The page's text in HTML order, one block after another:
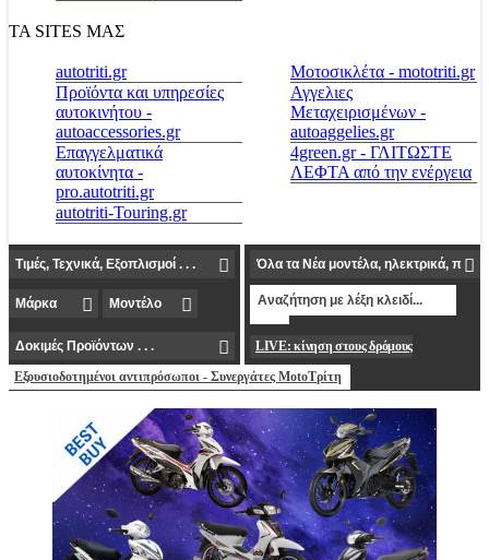
ΤΑ SITES ΜΑΣ
autotriti.gr
Προϊόντα και υπηρεσίες
αυτοκινήτου -
autoaccessories.gr
Επαγγελματικά
αυτοκίνητα -
pro.autotriti.gr
autotriti-Touring.gr
Μοτοσικλέτα - mototriti.gr
Αγγελιες
Μεταχειρισμένων -
autoaggelies.gr
4green.gr - ΓΛΙΤΩΣΤΕ
ΛΕΦΤΑ από την ενέργεια
LIVE: κίνηση στους δρόμους
Εξουσιοδοτημένοι αντιπρόσωποι - Συνεργάτες MotoΤρίτη